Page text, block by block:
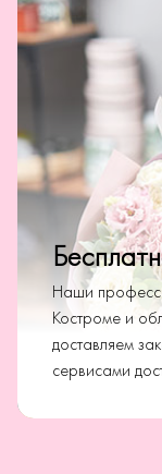
Наши
Костроме и
доставляем
сервисами